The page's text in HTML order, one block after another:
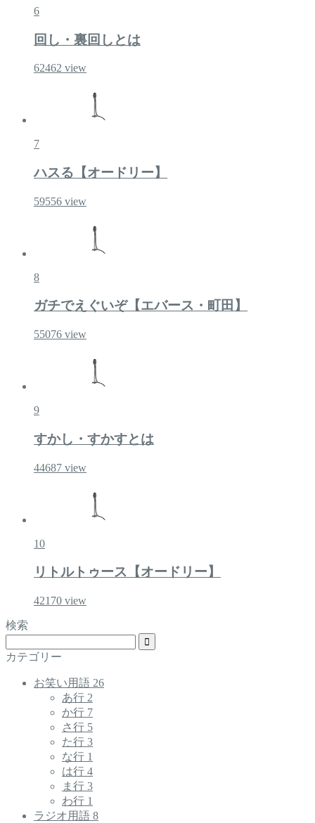
6
回し・裏回しとは
62462 view
7
ハスる【オードリー】
59556 view
8
ガチでえぐいぞ【エバース・町田】
55076 view
9
すかし・すかすとは
44687 view
10
リトルトゥース【オードリー】
42170 view
検索
カテゴリー
お笑い用語 26
あ行 2
か行 7
さ行 5
た行 3
な行 1
は行 4
ま行 3
わ行 1
ラジオ用語 8